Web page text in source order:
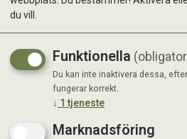
Nordic Meadow
Ger extra aktivitet för
du vill.
Funktionella
Du kan inte inaktivera dessa,
fungerar korrekt.
↓ 1 tjeneste
Marknadsföring